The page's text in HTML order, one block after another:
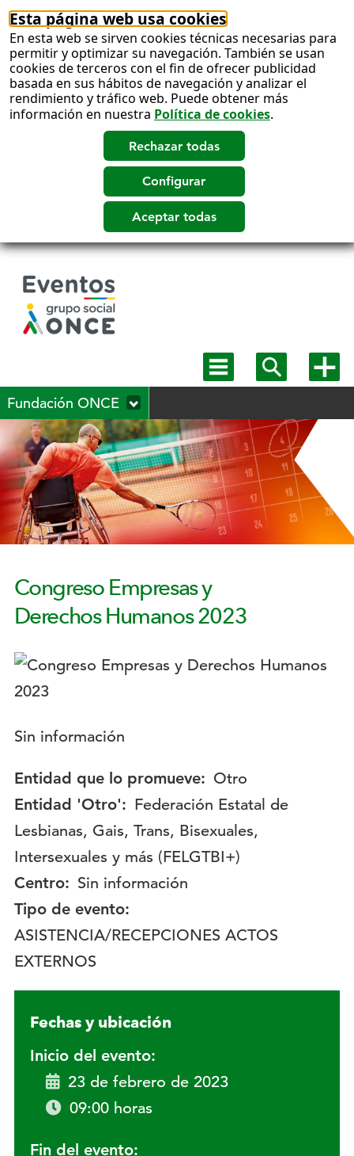
Esta página web usa cookies
En esta web se sirven cookies técnicas necesarias para
permitir y optimizar su navegación. También se usan
cookies de terceros con el fin de ofrecer publicidad
basada en sus hábitos de navegación y analizar el
rendimiento y tráfico web. Puede obtener más
información en nuestra Política de cookies.
Mostrar
menú
Mostrar
buscadormás
Fundación ONCE
Congreso Empresas y
Derechos Humanos 2023
Logotipo:
Descripción:
Sin información
Entidad que lo promueve: Otro
Entidad 'Otro': Federación Estatal de
Lesbianas, Gais, Trans, Bisexuales,
Intersexuales y más (FELGTBI+)
Centro: Sin información
Tipo de evento:
ASISTENCIA/RECEPCIONES ACTOS
EXTERNOS
Fechas y ubicación
Inicio del evento:
23 de febrero de 2023
09:00 horas
Fin del evento: